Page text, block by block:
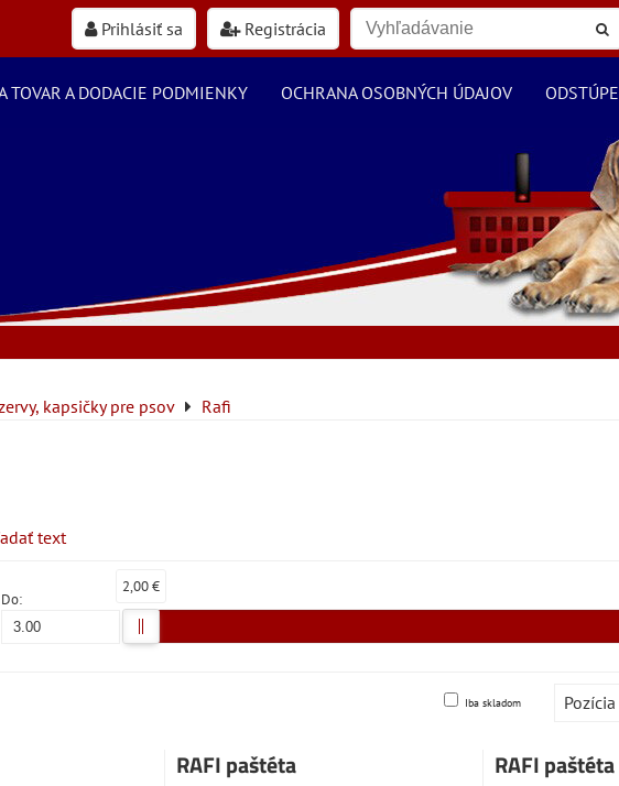
Prihlásiť sa Registrácia
TOVAR A DODACIE PODMIENKY OCHRANA OSOBNÝCH ÚDAJOV
kapsičky pre psov Rafi
text
Do:
2,00 €
Pozícia
Iba skladom
RAFI paštéta RAFI paštéta